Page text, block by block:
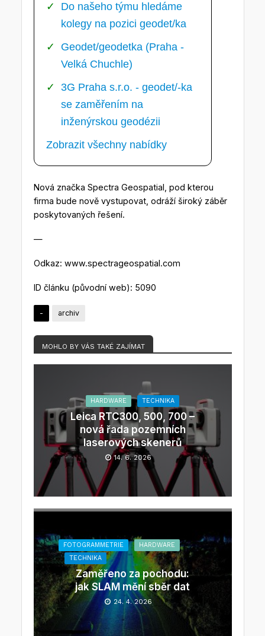
Do našeho týmu hledáme
kolegy na pozici geodet/ka
Geodet/geodetka (Praha -
Velká Chuchle)
3G Praha s.r.o. - geodet/-ka
se zaměřením na
inženýrskou geodézii
Zobrazit všechny nabídky
Nová značka Spectra Geospatial, pod kterou
firma bude nově vystupovat, odráží široký záběr
poskytovaných řešení.
—
Odkaz: www.spectrageospatial.com
ID článku (původní web): 5090
- archiv
MOHLO BY VÁS TAKÉ ZAJÍMAT
HARDWARE TECHNIKA
Leica RTC300, 500, 700 –
nová řada pozemních
laserových skenerů
14. 6. 2026
FOTOGRAMMETRIE
HARDWARE
TECHNIKA
Zaměřeno za pochodu:
jak SLAM mění sběr dat
24. 4. 2026